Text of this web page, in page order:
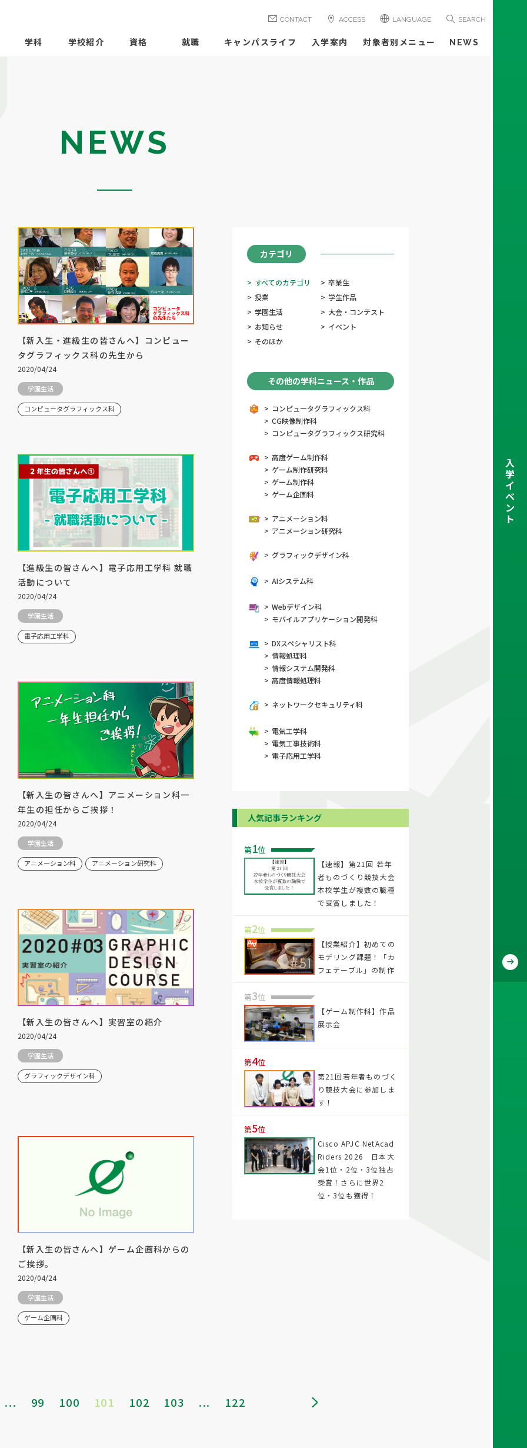
CONTACT ACCESS LANGUAGE SEARCH
学科 学校紹介 資格 就職 キャンパスライフ 入学案内 対象者別メニュー NEWS
NEWS
【新入生・進級生の皆さんへ】コンピュー
タグラフィックス科の先生から
2020/04/24
学園生活
コンピュータグラフィックス科
【進級生の皆さんへ】電子応用工学科 就職
活動について
2020/04/24
学園生活
電子応用工学科
【新入生の皆さんへ】アニメーション科一
年生の担任からご挨拶！
2020/04/24
学園生活
アニメーション科 アニメーション研究科
【新入生の皆さんへ】実習室の紹介
2020/04/24
学園生活
グラフィックデザイン科
【新入生の皆さんへ】ゲーム企画科からの
ご挨拶。
2020/04/24
学園生活
ゲーム企画科
... 99 100 101 102 103 ... 122
カテゴリ
> すべてのカテゴリ > 卒業生
> 授業 > 学生作品
> 学園生活 > 大会・コンテスト
> お知らせ > イベント
> そのほか
その他の学科ニュース・作品
> コンピュータグラフィックス科
> CG映像制作科
> コンピュータグラフィックス研究科
> 高度ゲーム制作科
> ゲーム制作研究科
> ゲーム制作科
> ゲーム企画科
> アニメーション科
> アニメーション研究科
> グラフィックデザイン科
> AIシステム科
> Webデザイン科
> モバイルアプリケーション開発科
> DXスペシャリスト科
> 情報処理科
> 情報システム開発科
> 高度情報処理科
> ネットワークセキュリティ科
> 電気工学科
> 電気工事技術科
> 電子応用工学科
人気記事ランキング
第1位
【速報】第21回 若年
者ものづくり競技大会
本校学生が複数の職種
で受賞しました！
第2位
【授業紹介】初めての
モデリング課題！「カ
フェテーブル」の制作
第3位
【ゲーム制作科】作品
展示会
第4位
第21回若年者ものづく
り競技大会に参加しま
す！
第5位
Cisco APJC NetAcad
Riders 2026 日本大
会1位・2位・3位独占
受賞！さらに世界2
位・3位も獲得！
入
学
イ
ベ
ン
ト